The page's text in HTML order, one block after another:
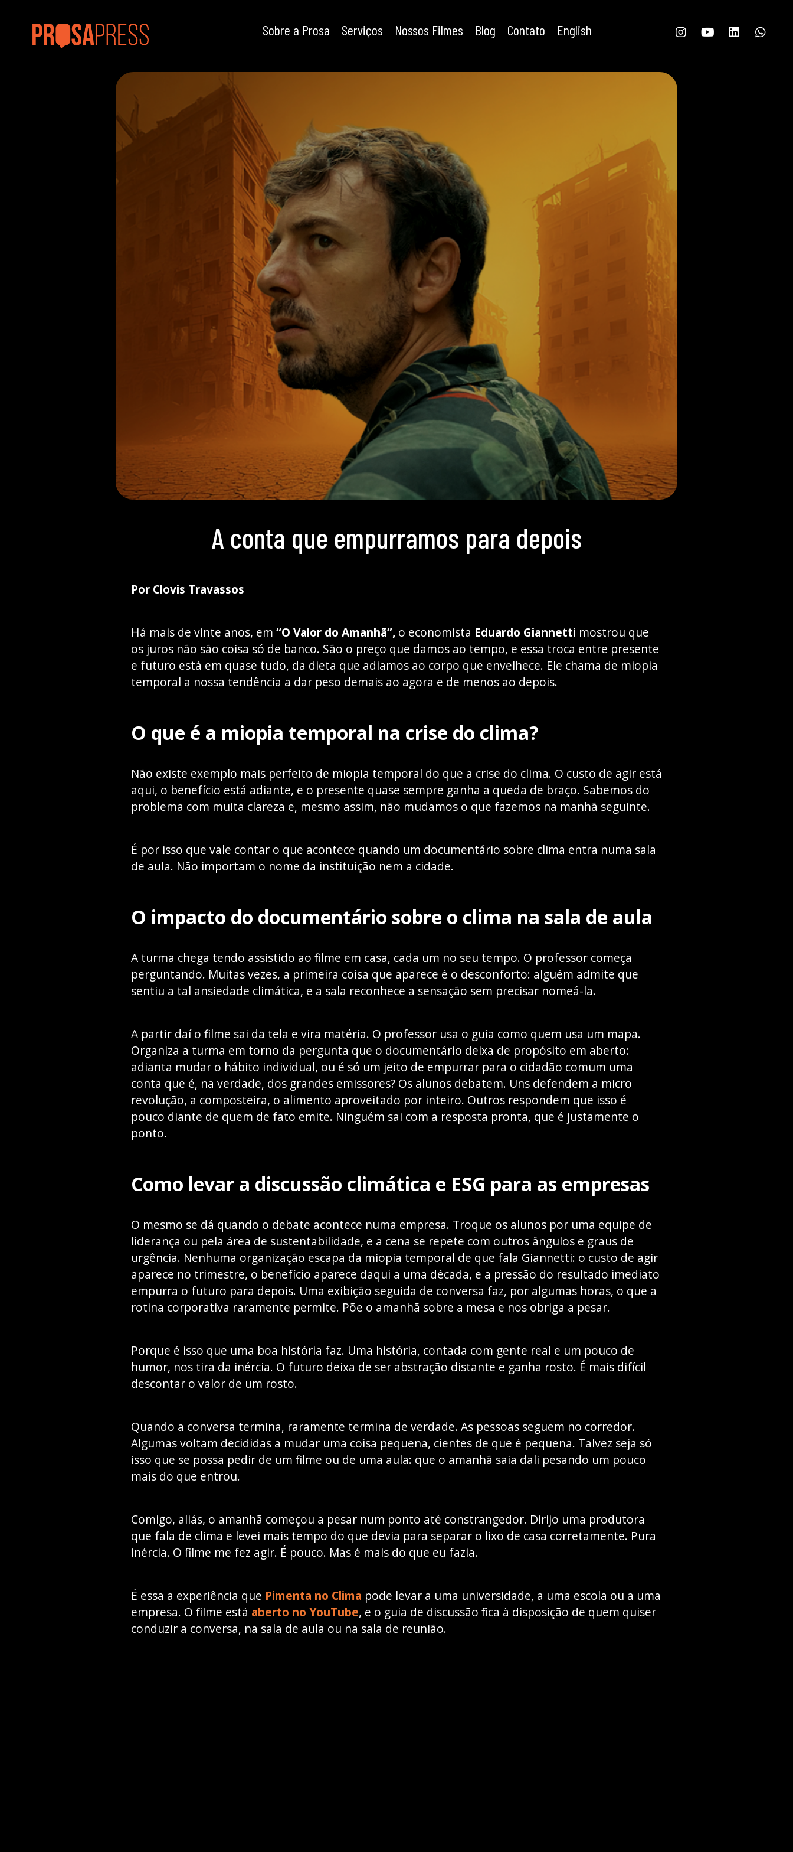
Sobre a Prosa Serviços Nossos Filmes Blog Contato English
A conta que empurramos para depois
Por Clovis Travassos
Há mais de vinte anos, em “O Valor do Amanhã”, o economista Eduardo Giannetti mostrou que
os juros não são coisa só de banco. São o preço que damos ao tempo, e essa troca entre presente
e futuro está em quase tudo, da dieta que adiamos ao corpo que envelhece. Ele chama de miopia
temporal a nossa tendência a dar peso demais ao agora e de menos ao depois.
O que é a miopia temporal na crise do clima?
Não existe exemplo mais perfeito de miopia temporal do que a crise do clima. O custo de agir está
aqui, o benefício está adiante, e o presente quase sempre ganha a queda de braço. Sabemos do
problema com muita clareza e, mesmo assim, não mudamos o que fazemos na manhã seguinte.
É por isso que vale contar o que acontece quando um documentário sobre clima entra numa sala
de aula. Não importam o nome da instituição nem a cidade.
O impacto do documentário sobre o clima na sala de aula
A turma chega tendo assistido ao filme em casa, cada um no seu tempo. O professor começa
perguntando. Muitas vezes, a primeira coisa que aparece é o desconforto: alguém admite que
sentiu a tal ansiedade climática, e a sala reconhece a sensação sem precisar nomeá-la.
A partir daí o filme sai da tela e vira matéria. O professor usa o guia como quem usa um mapa.
Organiza a turma em torno da pergunta que o documentário deixa de propósito em aberto:
adianta mudar o hábito individual, ou é só um jeito de empurrar para o cidadão comum uma
conta que é, na verdade, dos grandes emissores? Os alunos debatem. Uns defendem a micro
revolução, a composteira, o alimento aproveitado por inteiro. Outros respondem que isso é
pouco diante de quem de fato emite. Ninguém sai com a resposta pronta, que é justamente o
ponto.
Como levar a discussão climática e ESG para as empresas
O mesmo se dá quando o debate acontece numa empresa. Troque os alunos por uma equipe de
liderança ou pela área de sustentabilidade, e a cena se repete com outros ângulos e graus de
urgência. Nenhuma organização escapa da miopia temporal de que fala Giannetti: o custo de agir
aparece no trimestre, o benefício aparece daqui a uma década, e a pressão do resultado imediato
empurra o futuro para depois. Uma exibição seguida de conversa faz, por algumas horas, o que a
rotina corporativa raramente permite. Põe o amanhã sobre a mesa e nos obriga a pesar.
Porque é isso que uma boa história faz. Uma história, contada com gente real e um pouco de
humor, nos tira da inércia. O futuro deixa de ser abstração distante e ganha rosto. É mais difícil
descontar o valor de um rosto.
Quando a conversa termina, raramente termina de verdade. As pessoas seguem no corredor.
Algumas voltam decididas a mudar uma coisa pequena, cientes de que é pequena. Talvez seja só
isso que se possa pedir de um filme ou de uma aula: que o amanhã saia dali pesando um pouco
mais do que entrou.
Comigo, aliás, o amanhã começou a pesar num ponto até constrangedor. Dirijo uma produtora
que fala de clima e levei mais tempo do que devia para separar o lixo de casa corretamente. Pura
inércia. O filme me fez agir. É pouco. Mas é mais do que eu fazia.
É essa a experiência que Pimenta no Clima pode levar a uma universidade, a uma escola ou a uma
empresa. O filme está aberto no YouTube, e o guia de discussão fica à disposição de quem quiser
conduzir a conversa, na sala de aula ou na sala de reunião.